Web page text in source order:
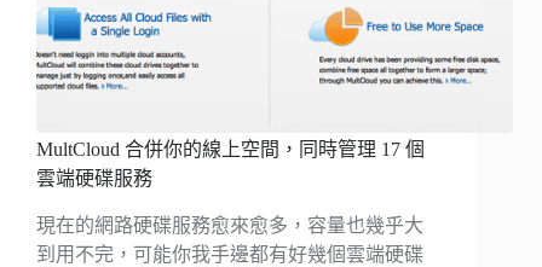
MultCloud 合併你的線上空間，同時管理 17 個
雲端硬碟服務
現在的網路硬碟服務愈來愈多，容量也幾乎大
到用不完，可能你我手邊都有好幾個雲端硬碟